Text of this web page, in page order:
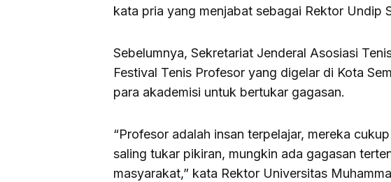
kata pria yang menjabat sebagai Rektor Undip
Sebelumnya, Sekretariat Jenderal Asosiasi
Festival Tenis Profesor yang digelar di Kota
para akademisi untuk bertukar gagasan.
“Profesor adalah insan terpelajar, mereka
saling tukar pikiran, mungkin ada gagasan
masyarakat,” kata Rektor Universitas